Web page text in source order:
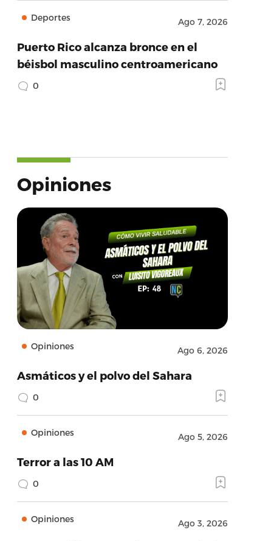
Deportes Ago 7, 2026
Puerto Rico alcanza bronce en el
béisbol masculino centroamericano
0
Opiniones
Opiniones Ago 6, 2026
Asmáticos y el polvo del Sahara
0
Opiniones Ago 5, 2026
Terror a las 10 AM
0
Opiniones Ago 3, 2026